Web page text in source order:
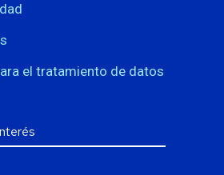
el tratamiento de datos